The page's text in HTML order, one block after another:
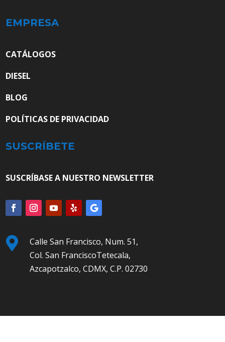
EMPRESA
CATÁLOGOS
DIESEL
BLOG
POLÍTICAS DE PRIVACIDAD
SUSCRÍBETE
SUSCRÍBASE A NUESTRO NEWSLETTER

Calle San Francisco, Num. 51,
Col. San FranciscoTetecala,
Azcapotzalco, CDMX, C.P. 02730